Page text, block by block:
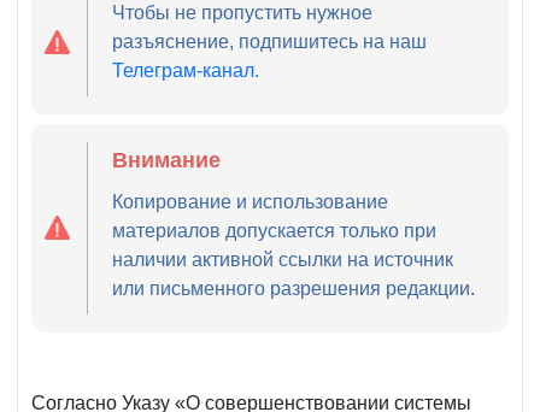
Чтобы не пропустить нужное
разъяснение, подпишитесь на наш
Телеграм-канал.
Внимание
Копирование и использование
материалов допускается только при
наличии активной ссылки на источник
или письменного разрешения редакции.
Согласно Указу «О совершенствовании системы